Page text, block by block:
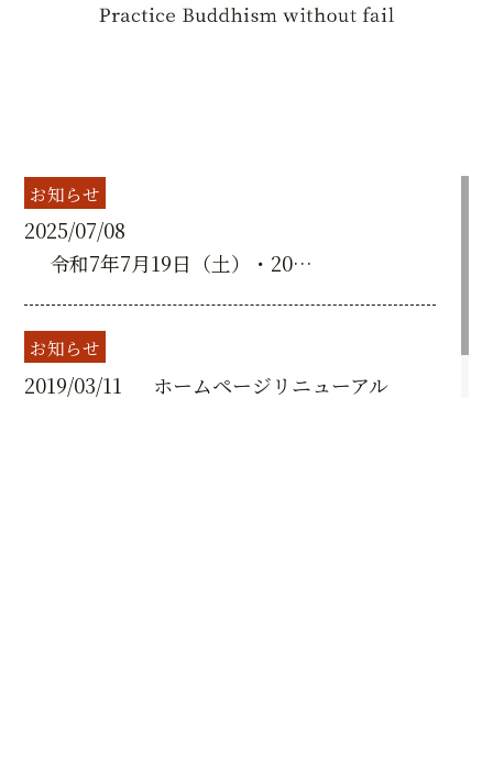
お知らせ
2025/07/08
令和7年7月19日（土）・20日（日）「令和7年度 開山忌大祭」
お知らせ
2019/03/11 ホームページリニューアル